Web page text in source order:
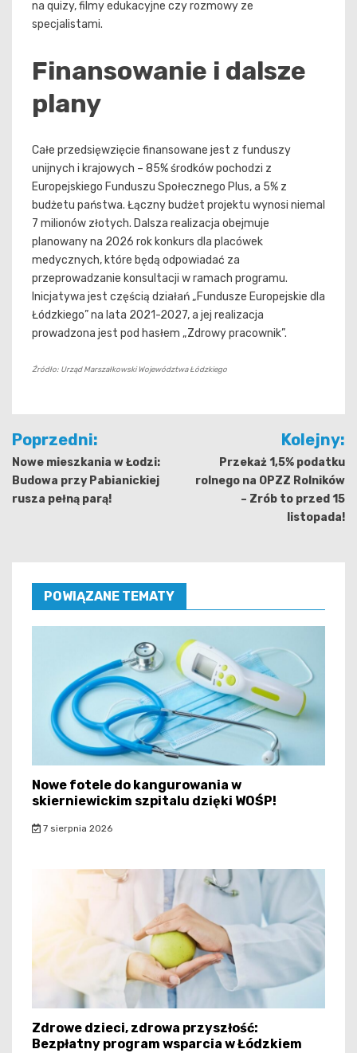
na quizy, filmy edukacyjne czy rozmowy ze
specjalistami.
Finansowanie i dalsze
plany
Całe przedsięwzięcie finansowane jest z funduszy
unijnych i krajowych – 85% środków pochodzi z
Europejskiego Funduszu Społecznego Plus, a 5% z
budżetu państwa. Łączny budżet projektu wynosi niemal
7 milionów złotych. Dalsza realizacja obejmuje
planowany na 2026 rok konkurs dla placówek
medycznych, które będą odpowiadać za
przeprowadzanie konsultacji w ramach programu.
Inicjatywa jest częścią działań „Fundusze Europejskie dla
Łódzkiego” na lata 2021-2027, a jej realizacja
prowadzona jest pod hasłem „Zdrowy pracownik”.
Źródło: Urząd Marszałkowski Województwa Łódzkiego
Nawigacja
wpisu
Poprzedni:
Nowe mieszkania w Łodzi:
Budowa przy Pabianickiej
rusza pełną parą!
Kolejny:
Przekaż 1,5% podatku
rolnego na OPZZ Rolników
– Zrób to przed 15
listopada!
POWIĄZANE TEMATY
Nowe fotele do kangurowania w
skierniewickim szpitalu dzięki WOŚP!
7 sierpnia 2026
Zdrowe dzieci, zdrowa przyszłość:
Bezpłatny program wsparcia w Łódzkiem